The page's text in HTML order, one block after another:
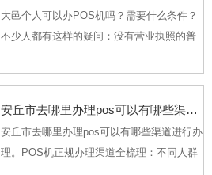
大邑个人可以办POS机吗？需要什么条件？
不少人都有这样的疑问：没有营业执照的普
定的，如今个人办理正规POS机早已不是难
只要你有真实合法的...
安丘市去哪里办理pos可以有哪些渠道进行办理
安丘市去哪里办理pos可以有哪些渠道进行办
理。POS机正规办理渠道全梳理：不同人群